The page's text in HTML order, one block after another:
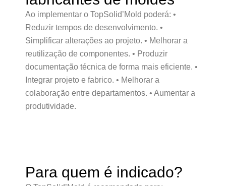
Ao implementar o TopSolid’Mold poderá: •
Reduzir tempos de desenvolvimento. •
Simplificar alterações ao projeto. • Melhorar a
reutilização de componentes. • Produzir
documentação técnica de forma mais eficiente. •
Integrar projeto e fabrico. • Melhorar a
colaboração entre departamentos. • Aumentar a
produtividade.
Para quem é indicado?